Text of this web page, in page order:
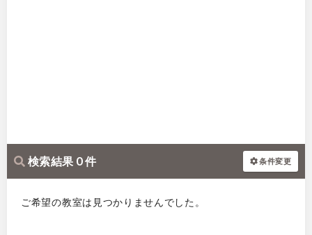
検索結果 0 件 条件変更
ご希望の教室は見つかりませんでした。